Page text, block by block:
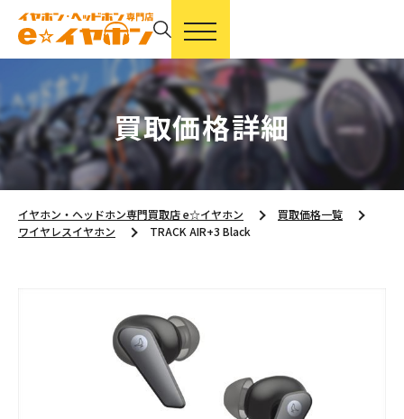
買取価格詳細
イヤホン・ヘッドホン専門買取店 e☆イヤホン
買取価格一覧
ワイヤレスイヤホン
TRACK AIR+3 Black